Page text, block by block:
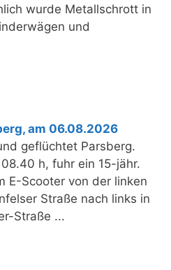
wurde Metallschrott in
und
am 06.08.2026
geflüchtet Parsberg.
h, fuhr ein 15-jähr.
E-Scooter von der linken
Straße nach links in
Straße ...